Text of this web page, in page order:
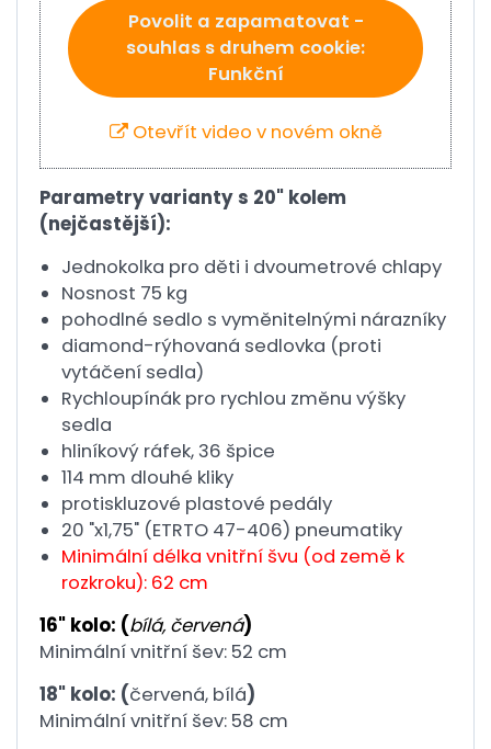
Povolit a zapamatovat -
souhlas s druhem cookie:
Funkční
Otevřít video v novém okně
Parametry varianty s 20" kolem
(nejčastější):
Jednokolka pro děti i dvoumetrové chlapy
Nosnost 75 kg
pohodlné sedlo s vyměnitelnými nárazníky
diamond-rýhovaná sedlovka (proti
vytáčení sedla)
Rychloupínák pro rychlou změnu výšky
sedla
hliníkový ráfek, 36 špice
114 mm dlouhé kliky
protiskluzové plastové pedály
20 "x1,75" (ETRTO 47-406) pneumatiky
Minimální délka vnitřní švu (od země k
rozkroku): 62 cm
16" kolo: (bílá, červená)
Minimální vnitřní šev: 52 cm
18" kolo: (červená, bílá)
Minimální vnitřní šev: 58 cm